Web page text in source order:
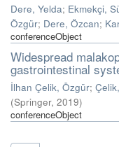
Dere, Yelda; Ekmekçi,
Özgür; Dere, Özcan;
conferenceObject
Widespread
gastrointestinal
İlhan Çelik, Özgür;
(Springer, 2019)
conferenceObject